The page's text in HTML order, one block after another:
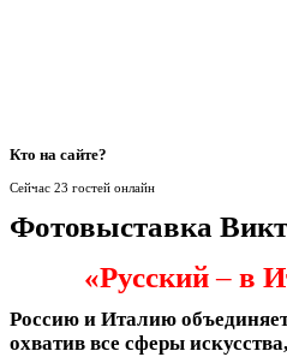
Кто на сайте?
Сейчас 23 гостей онлайн
Фотовыставка
«Русский–в
Россию и Италию
охватив все сферы